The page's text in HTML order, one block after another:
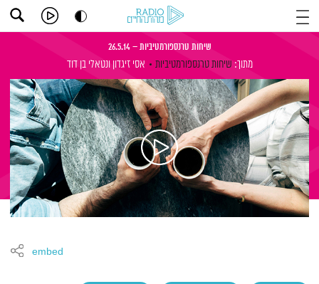
שיחות טרנספורמטיביות – 26.5.14
מתוך: שיחות טרנספורמטיביות אסי זיגדון ונטאלי בן דוד
embed